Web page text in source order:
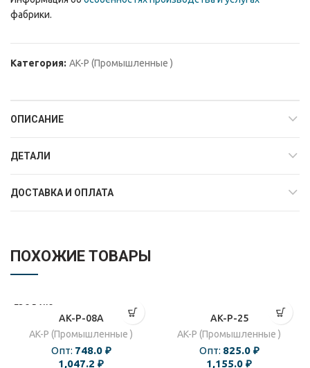
фабрики.
Категория: AK-P (Промышленные )
ОПИСАНИЕ
ДЕТАЛИ
ДОСТАВКА И ОПЛАТА
ПОХОЖИЕ ТОВАРЫ
ПРОДАНО
AK-P-08A
AK-P (Промышленные )
1,047.2 ₽
Опт: 748.0 ₽
AK-P-25
AK-P (Промышленные )
1,155.0 ₽
Опт: 825.0 ₽